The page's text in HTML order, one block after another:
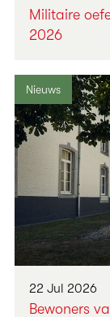
Militaire
2026
Nieuws
22 Jul 2026
Bewoners